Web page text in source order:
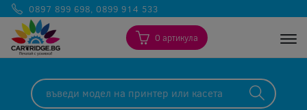
0897 899 698, 0899 914 533
0 артикула